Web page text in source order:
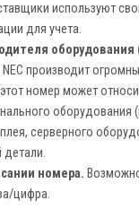
используют
для учета.
оборудования
производит
номер может
оборудования
серверного
номера.
цифра.